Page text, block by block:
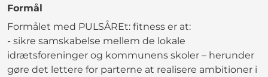
Formål
Formålet med PULSÅREt: fitness er at:
- sikre samskabelse mellem de lokale
idrætsforeninger og kommunens skoler – herunder
gøre det lettere for parterne at realisere ambitioner i